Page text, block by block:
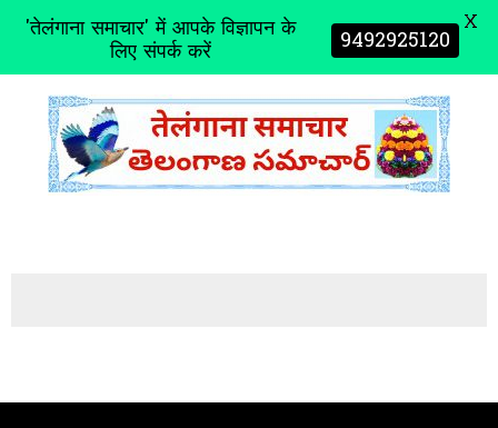
t
'तेलंगाना समाचार' में आपके विज्ञापन के
लिए संपर्क करें 9492925120 X